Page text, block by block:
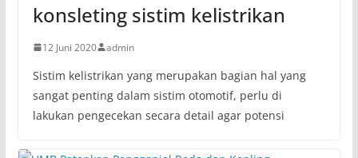
konsleting sistim kelistrikan
12 Juni 2020 admin
Sistim kelistrikan yang merupakan bagian hal yang
sangat penting dalam sistim otomotif, perlu di
lakukan pengecekan secara detail agar potensi